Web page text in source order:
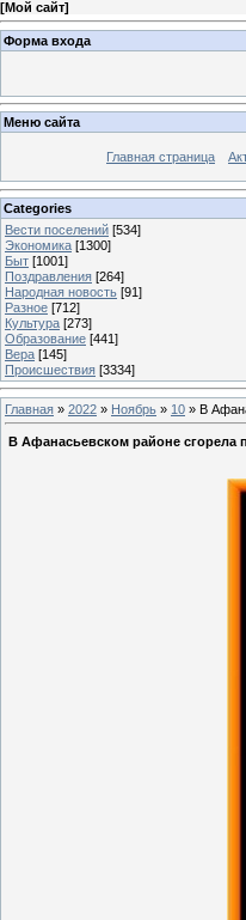
[Мой сайт]
Форма входа
Меню сайта
Главная страница
Categories
Вести поселений [534]
Экономика [1300]
Быт [1001]
Поздравления [264]
Народная новость [91]
Разное [712]
Культура [273]
Образование [441]
Вера [145]
Происшествия [3334]
Главная » 2022 » Ноябрь » 10 » В
В Афанасьевском районе сгорела